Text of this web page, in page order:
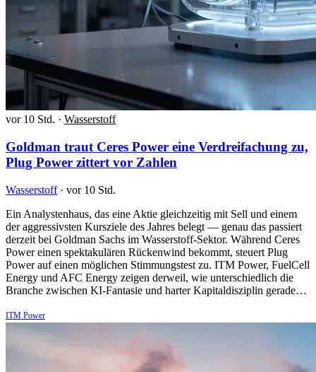
vor 10 Std. · Wasserstoff
Goldman traut Ceres Power eine Verdreifachung zu,
Plug Power zittert vor Zahlen
Wasserstoff · vor 10 Std.
Ein Analystenhaus, das eine Aktie gleichzeitig mit Sell und einem
der aggressivsten Kursziele des Jahres belegt — genau das passiert
derzeit bei Goldman Sachs im Wasserstoff-Sektor. Während Ceres
Power einen spektakulären Rückenwind bekommt, steuert Plug
Power auf einen möglichen Stimmungstest zu. ITM Power, FuelCell
Energy und AFC Energy zeigen derweil, wie unterschiedlich die
Branche zwischen KI-Fantasie und harter Kapitaldisziplin gerade…
ITM Power